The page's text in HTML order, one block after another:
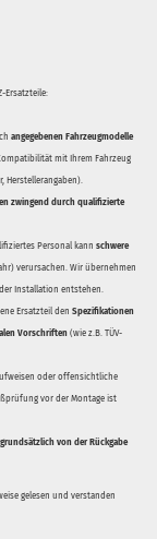
Ersatzteile:
angegebenen Fahrzeugmodelle
mit Ihrem Fahrzeug
Herstellerangaben).
zwingend durch qualifizierte
Personal kann schwere
verursachen. Wir übernehmen
Installation entstehen.
Ersatzteil den Spezifikationen
Vorschriften (wie z.B. TÜV-
oder offensichtliche
vor der Montage ist
von der Rückgabe
gelesen und verstanden